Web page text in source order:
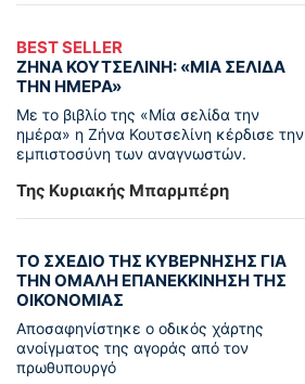
BEST SELLER
ΖΗΝΑ ΚΟΥΤΣΕΛΙΝΗ: «ΜΙΑ ΣΕΛΙΔΑ
ΤΗΝ ΗΜΕΡΑ»
Με το βιβλίο της «Μία σελίδα την
ημέρα» η Ζήνα Κουτσελίνη κέρδισε την
εμπιστοσύνη των αναγνωστών.
Της Κυριακής Μπαρμπέρη
ΤΟ ΣΧΕΔΙΟ ΤΗΣ ΚΥΒΕΡΝΗΣΗΣ ΓΙΑ
ΤΗΝ ΟΜΑΛΗ ΕΠΑΝΕΚΚΙΝΗΣΗ ΤΗΣ
ΟΙΚΟΝΟΜΙΑΣ
Αποσαφηνίστηκε ο οδικός χάρτης
ανοίγματος της αγοράς από τον
πρωθυπουργό